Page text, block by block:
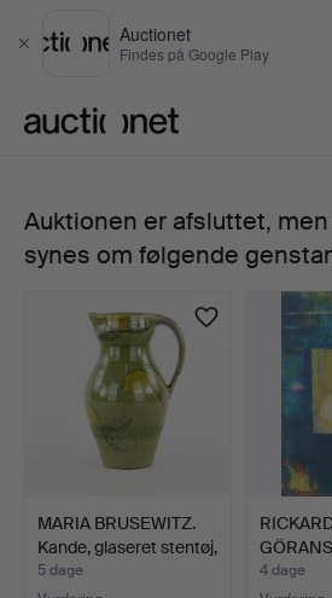
Luk
Auctionet
Findes på Google Play
374.
LUNDBOHM
(1895-
1982).
Stilleben
med
Auktionen er afsluttet,
synes om følgende
MARIA BRUSEWITZ.
Kande, glaseret stentøj,
…
5 dage
Citroner,
4 dage